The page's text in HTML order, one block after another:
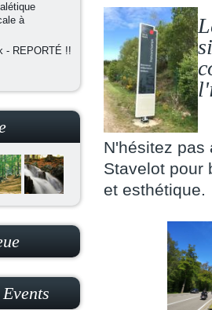
N'hésitez pas
Stavelot pour
et esthétique.
à
- REPORTÉ !!